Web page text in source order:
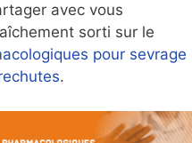
avec vous
sorti sur le
pour sevrage
.